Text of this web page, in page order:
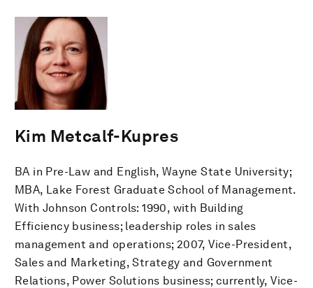
Kim Metcalf-Kupres
BA in Pre-Law and English, Wayne State University;
MBA, Lake Forest Graduate School of Management.
With Johnson Controls: 1990, with Building
Efficiency business; leadership roles in sales
management and operations; 2007, Vice-President,
Sales and Marketing, Strategy and Government
Relations, Power Solutions business; currently, Vice-